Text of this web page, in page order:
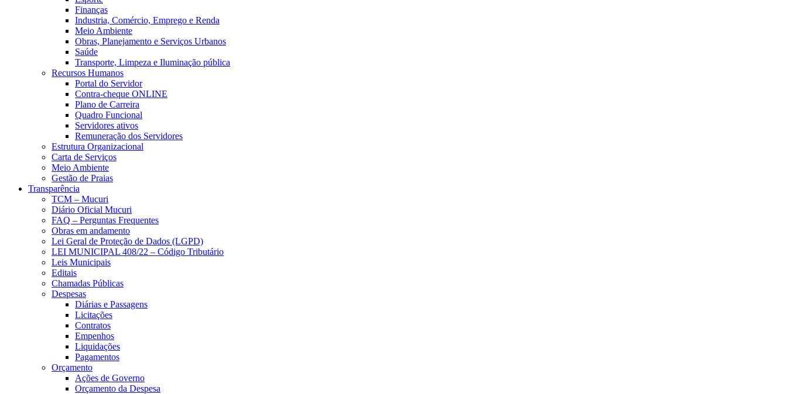
Finanças
Industria, Comércio, Emprego e Renda
Meio Ambiente
Obras, Planejamento e Serviços Urbanos
Saúde
Transporte, Limpeza e Iluminação pública
Recursos Humanos
Portal do Servidor
Contra-cheque ONLINE
Plano de Carreira
Quadro Funcional
Servidores ativos
Remuneração dos Servidores
Estrutura Organizacional
Carta de Serviços
Meio Ambiente
Gestão de Praias
Transparência
TCM – Mucuri
Diário Oficial Mucuri
FAQ – Perguntas Frequentes
Obras em andamento
Lei Geral de Proteção de Dados (LGPD)
LEI MUNICIPAL 408/22 – Código Tributário
Leis Municipais
Editais
Chamadas Públicas
Despesas
Diárias e Passagens
Licitações
Contratos
Empenhos
Liquidações
Pagamentos
Orçamento
Ações de Governo
Orçamento da Despesa